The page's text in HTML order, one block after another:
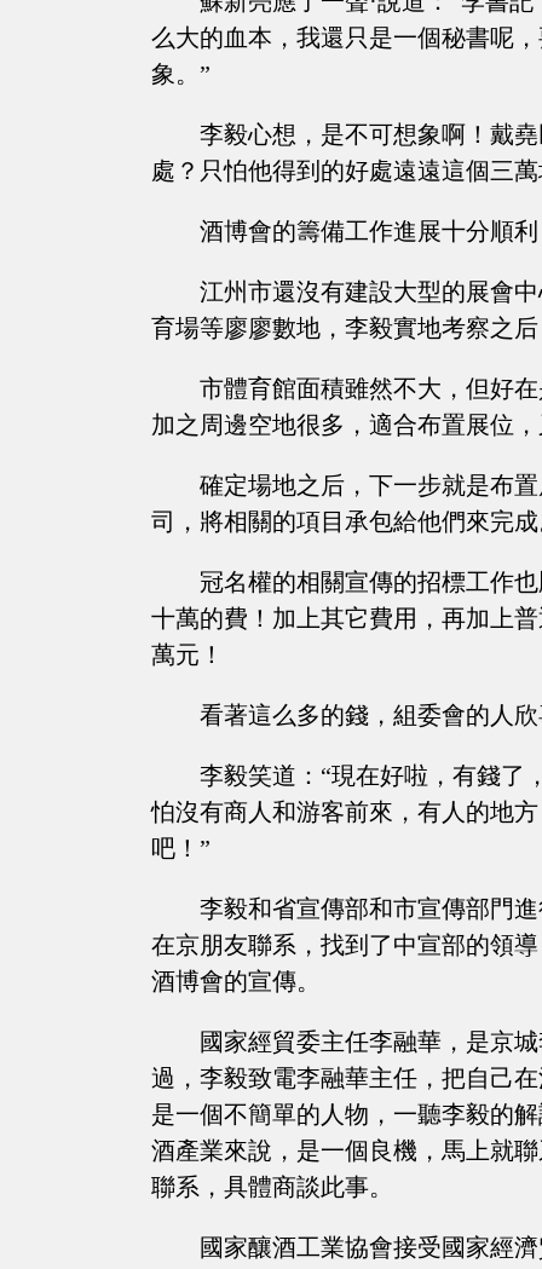
么大的血本，我還只是一個秘書呢
象。”
李毅心想，是不可想象啊！戴
處？只怕他得到的好處遠遠這個三
酒博會的籌備工作進展十分順
江州市還沒有建設大型的展會
育場等廖廖數地，李毅實地考察之
市體育館面積雖然不大，但好
加之周邊空地很多，適合布置展位
確定場地之后，下一步就是布
司，將相關的項目承包給他們來完
冠名權的相關宣傳的招標工作
十萬的費！加上其它費用，再加上
萬元！
看著這么多的錢，組委會的人
李毅笑道：“現在好啦，有錢了
怕沒有商人和游客前來，有人的地
吧！”
李毅和省宣傳部和市宣傳部門
在京朋友聯系，找到了中宣部的領
酒博會的宣傳。
國家經貿委主任李融華，是京
過，李毅致電李融華主任，把自己
是一個不簡單的人物，一聽李毅的
酒產業來說，是一個良機，馬上就
聯系，具體商談此事。
國家釀酒工業協會接受國家經